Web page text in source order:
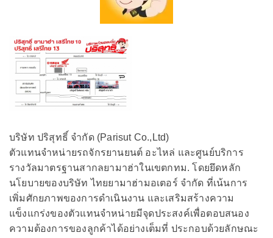
บริษัท ปริสุทธิ์ จำกัด (Parisut Co.,Ltd)
ตัวแทนจำหน่ายรถจักรยานยนต์ อะไหล่ และศูนย์บริการ
รางวัลมาตรฐานสากลยามาฮ่าในเขตกทม. โดยยึดหลัก
นโยบายของบริษัท ไทยยามาฮ่ามอเตอร์ จำกัด ที่เน้นการ
เพิ่มศักยภาพของการดำเนินงาน และเสริมสร้างความ
แข็งแกร่งของตัวแทนจำหน่ายมีจุดประสงค์เพื่อตอบสนอง
ความต้องการของลูกค้าได้อย่างเต็มที่ ประกอบด้วยลักษณะ